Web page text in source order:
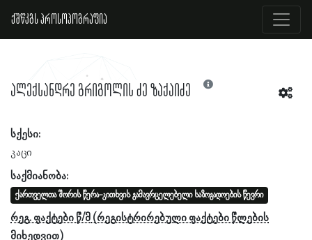
ქშწკგს პროსოპოგრაფია
ალექსანდრე გრიგოლის ძე ზაქაიძე
სქესი:
კაცი
საქმიანობა:
ქართველთა შორის წერა-კითხვის გამავრცელებელი საზოგადოების წევრი
რეგ. ფაქტები წ/მ